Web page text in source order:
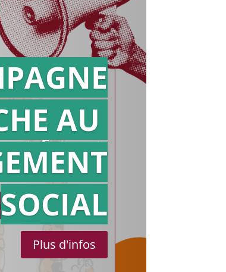
en
référé
de presse
AU
SOCIAL
Plus d'infos